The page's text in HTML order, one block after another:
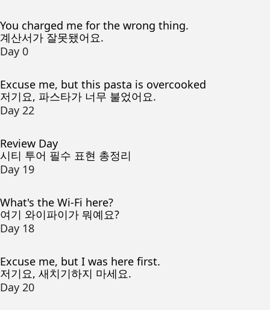
You charged me for the wrong thing.
계산서가 잘못됐어요.
Day 0
Excuse me, but this pasta is overcooked
저기요, 파스타가 너무 불었어요.
Day 22
Review Day
시티 투어 필수 표현 총정리
Day 19
What's the Wi-Fi here?
여기 와이파이가 뭐예요?
Day 18
Excuse me, but I was here first.
저기요, 새치기하지 마세요.
Day 20